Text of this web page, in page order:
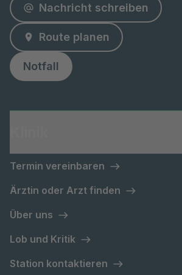
Nachricht schreiben
Route planen
Notfall
Termin vereinbaren
Ärztin oder Arzt finden
Über uns
Lob und Kritik
Station kontaktieren